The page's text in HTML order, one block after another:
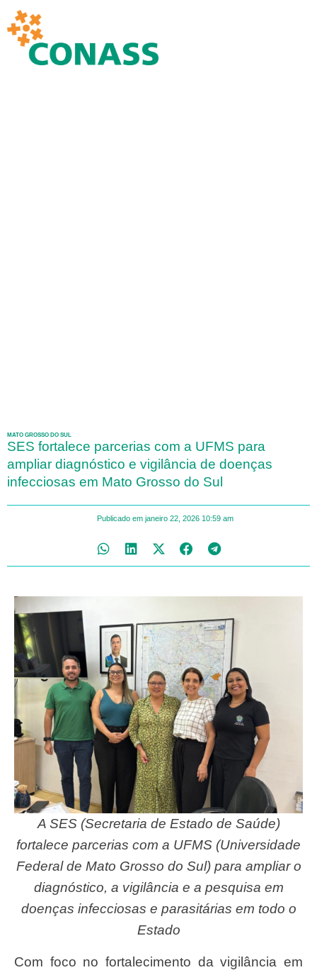
MATO GROSSO DO SUL
SES fortalece parcerias com a UFMS para
ampliar diagnóstico e vigilância de doenças
infecciosas em Mato Grosso do Sul
Publicado em janeiro 22, 2026 10:59 am
A SES (Secretaria de Estado de Saúde)
fortalece parcerias com a UFMS (Universidade
Federal de Mato Grosso do Sul) para ampliar o
diagnóstico, a vigilância e a pesquisa em
doenças infecciosas e parasitárias em todo o
Estado
Com foco no fortalecimento da vigilância em